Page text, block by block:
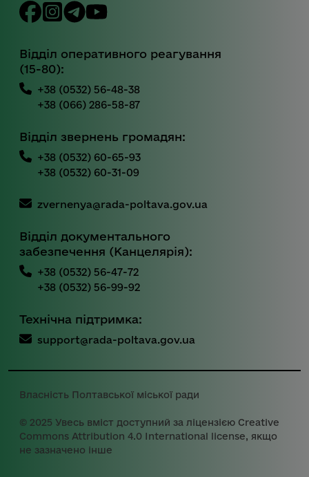
Відділ оперативного реагування
(15-80):
+38 (0532) 56-48-38
+38 (066) 286-58-87
Відділ звернень громадян:
+38 (0532) 60-65-93
+38 (0532) 60-31-09
zvernenya@rada-poltava.gov.ua
Відділ документального
забезпечення (Канцелярія):
+38 (0532) 56-47-72
+38 (0532) 56-99-92
Технічна підтримка:
support@rada-poltava.gov.ua
Власність Полтавської міської ради
© 2025 Увесь вміст доступний за ліцензією Creative
Commons Attribution 4.0 International license, якщо
не зазначено інше